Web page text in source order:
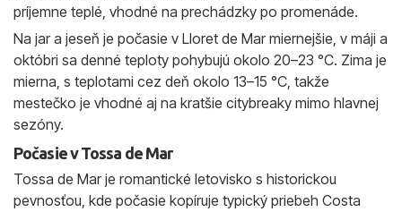
príjemne teplé, vhodné na prechádzky po promenáde.
Na jar a jeseň je počasie v Lloret de Mar miernejšie, v máji a
októbri sa denné teploty pohybujú okolo 20–23 °C. Zima je
mierna, s teplotami cez deň okolo 13–15 °C, takže
mestečko je vhodné aj na kratšie citybreaky mimo hlavnej
sezóny.
Počasie v Tossa de Mar
Tossa de Mar je romantické letovisko s historickou
pevnosťou, kde počasie kopíruje typický priebeh Costa